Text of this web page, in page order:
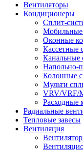
Вентиляторы
Кондиционеры
Сплит-
Оконные
Кассетные
Канальные
Напольно-
Колонные
Мульти
VRV/VRF/
Расходные
Радиальные
Тепловые завесы
Вентиляция